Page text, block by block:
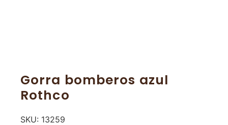
Gorra bomberos azul
Rothco
SKU: 13259